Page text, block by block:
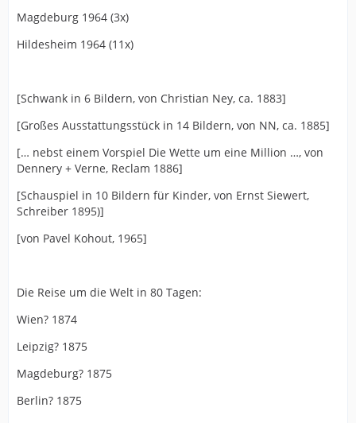
Magdeburg 1964 (3x)
Hildesheim 1964 (11x)
[Schwank in 6 Bildern, von Christian Ney, ca. 1883]
[Großes Ausstattungsstück in 14 Bildern, von NN, ca. 1885]
[… nebst einem Vorspiel Die Wette um eine Million …, von
Dennery + Verne, Reclam 1886]
[Schauspiel in 10 Bildern für Kinder, von Ernst Siewert,
Schreiber 1895)]
[von Pavel Kohout, 1965]
Die Reise um die Welt in 80 Tagen:
Wien? 1874
Leipzig? 1875
Magdeburg? 1875
Berlin? 1875